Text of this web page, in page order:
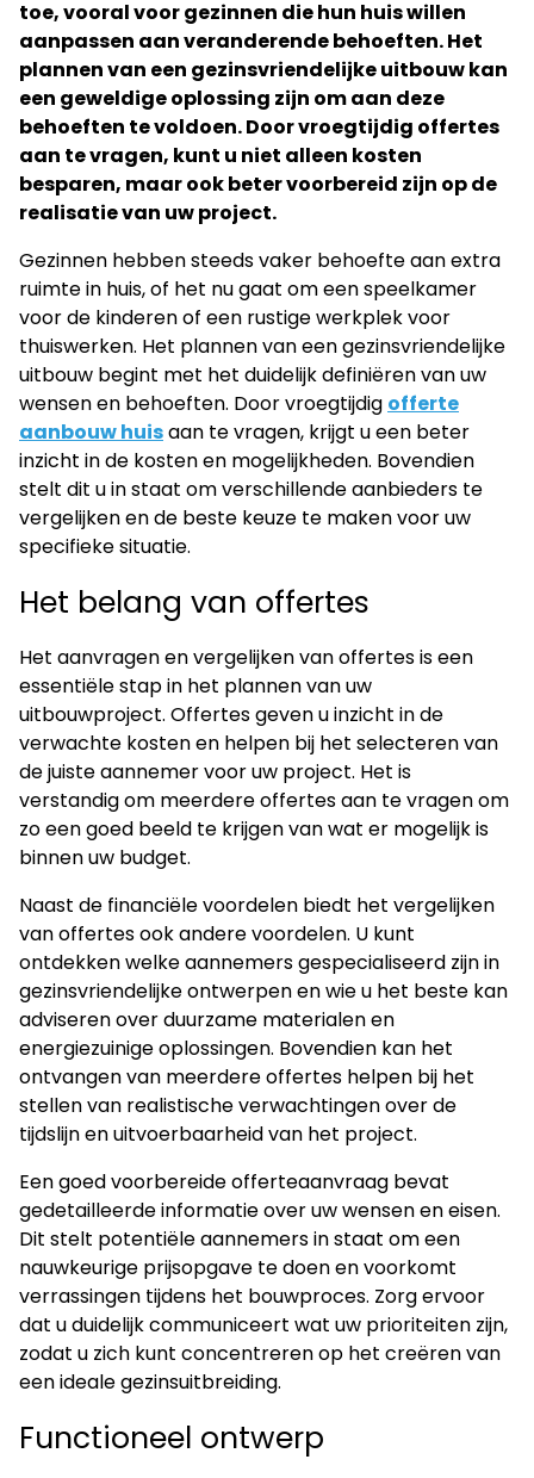
toe, vooral voor gezinnen die hun huis willen
aanpassen aan veranderende behoeften. Het
plannen van een gezinsvriendelijke uitbouw kan
een geweldige oplossing zijn om aan deze
behoeften te voldoen. Door vroegtijdig offertes
aan te vragen, kunt u niet alleen kosten
besparen, maar ook beter voorbereid zijn op de
realisatie van uw project.
Gezinnen hebben steeds vaker behoefte aan extra
ruimte in huis, of het nu gaat om een speelkamer
voor de kinderen of een rustige werkplek voor
thuiswerken. Het plannen van een gezinsvriendelijke
uitbouw begint met het duidelijk definiëren van uw
wensen en behoeften. Door vroegtijdig offerte
aanbouw huisaan te vragen, krijgt u een beter
inzicht in de kosten en mogelijkheden. Bovendien
stelt dit u in staat om verschillende aanbieders te
vergelijken en de beste keuze te maken voor uw
specifieke situatie.
Het belang van offertes
Het aanvragen en vergelijken van offertes is een
essentiële stap in het plannen van uw
uitbouwproject. Offertes geven u inzicht in de
verwachte kosten en helpen bij het selecteren van
de juiste aannemer voor uw project. Het is
verstandig om meerdere offertes aan te vragen om
zo een goed beeld te krijgen van wat er mogelijk is
binnen uw budget.
Naast de financiële voordelen biedt het vergelijken
van offertes ook andere voordelen. U kunt
ontdekken welke aannemers gespecialiseerd zijn in
gezinsvriendelijke ontwerpen en wie u het beste kan
adviseren over duurzame materialen en
energiezuinige oplossingen. Bovendien kan het
ontvangen van meerdere offertes helpen bij het
stellen van realistische verwachtingen over de
tijdslijn en uitvoerbaarheid van het project.
Een goed voorbereide offerteaanvraag bevat
gedetailleerde informatie over uw wensen en eisen.
Dit stelt potentiële aannemers in staat om een
nauwkeurige prijsopgave te doen en voorkomt
verrassingen tijdens het bouwproces. Zorg ervoor
dat u duidelijk communiceert wat uw prioriteiten zijn,
zodat u zich kunt concentreren op het creëren van
een ideale gezinsuitbreiding.
Functioneel ontwerp